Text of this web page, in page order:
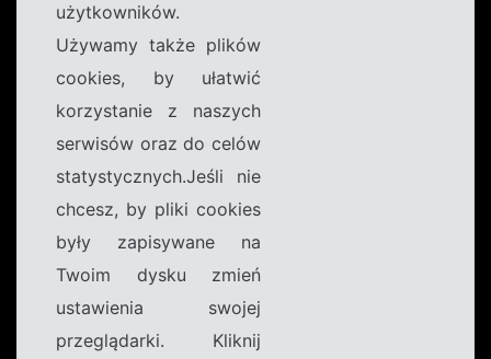
użytkowników.
Używamy także plików
cookies, by ułatwić
korzystanie z naszych
serwisów oraz do celów
statystycznych.Jeśli nie
chcesz, by pliki cookies
były zapisywane na
Twoim dysku zmień
ustawienia swojej
przeglądarki. Kliknij